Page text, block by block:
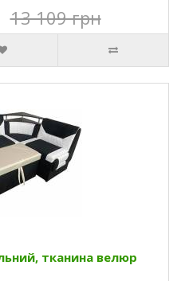
13 109 грн
тканина велюр